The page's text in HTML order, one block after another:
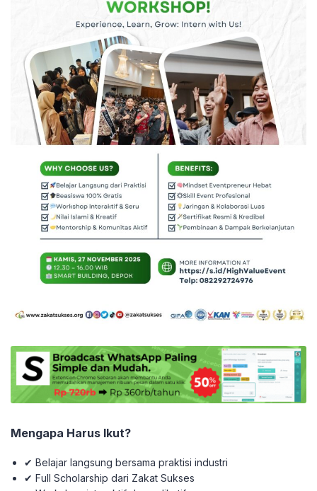
Mengapa Harus Ikut?
✔ Belajar langsung bersama praktisi industri
✔ Full Scholarship dari Zakat Sukses